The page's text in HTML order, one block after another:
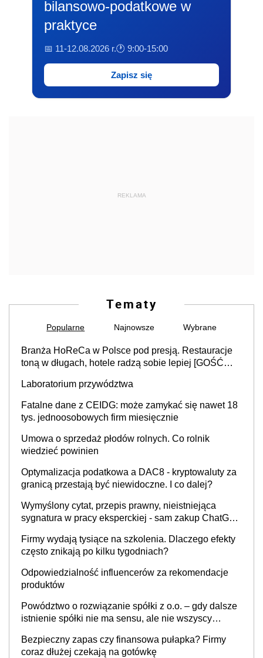
bilansowo-podatkowe w
praktyce
📅 11-12.08.2026 r.🕐 9:00-15:00
Zapisz się
REKLAMA
Tematy
Popularne Najnowsze Wybrane
Branża HoReCa w Polsce pod presją. Restauracje
toną w długach, hotele radzą sobie lepiej [GOŚĆ
Laboratorium przywództwa
Fatalne dane z CEIDG: może zamykać się nawet 18
tys. jednoosobowych firm miesięcznie
Umowa o sprzedaż płodów rolnych. Co rolnik
wiedzieć powinien
Optymalizacja podatkowa a DAC8 - kryptowaluty za
granicą przestają być niewidoczne. I co dalej?
Wymyślony cytat, przepis prawny, nieistniejąca
sygnatura w pracy eksperckiej - sam zakup ChatGPT
Firmy wydają tysiące na szkolenia. Dlaczego efekty
często znikają po kilku tygodniach?
Odpowiedzialność influencerów za rekomendacje
produktów
Powództwo o rozwiązanie spółki z o.o. – gdy dalsze
istnienie spółki nie ma sensu, ale nie wszyscy
Bezpieczny zapas czy finansowa pułapka? Firmy
coraz dłużej czekają na gotówkę